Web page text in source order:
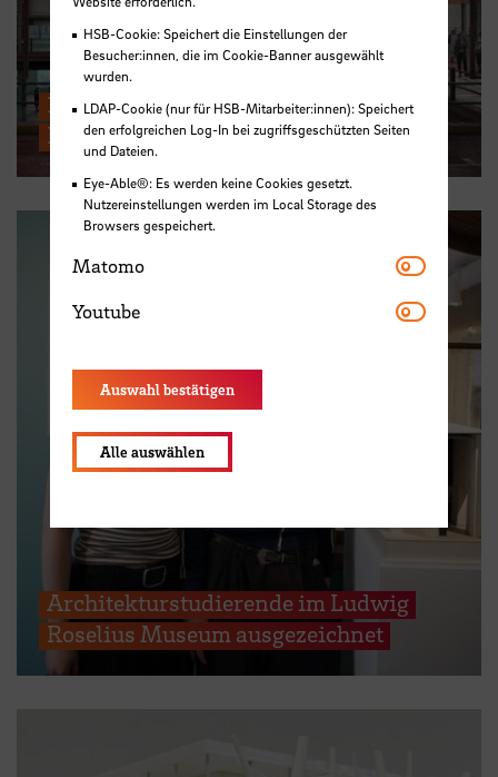
16.06.: Gastvortrag von Björn
Rimner – EM2N, Zürich
Architekturstudierende im Ludwig
Roselius Museum ausgezeichnet
HSB-Cookie: Speichert die Einstellungen der
Besucher:innen, die im Cookie-Banner ausgewählt
wurden.
LDAP-Cookie (nur für HSB-Mitarbeiter:innen): Speichert
den erfolgreichen Log-In bei zugriffsgeschützten Seiten
und Dateien.
Eye-Able®: Es werden keine Cookies gesetzt.
Nutzereinstellungen werden im Local Storage des
Browsers gespeichert.
Matomo Matomo
Youtube Youtube
Auswahl bestätigen
Alle auswählen